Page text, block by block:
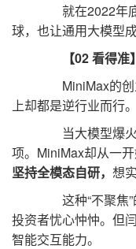
就在2022年底
球，也让通用大模型
【02 看得准】
MiniMax的创
上却都是逆行业而行。
当大模型爆火
项。MiniMax却从一
坚持全模态自研， 想
这种“不聚焦”
投资者忧心忡忡。但
智能交互能力。